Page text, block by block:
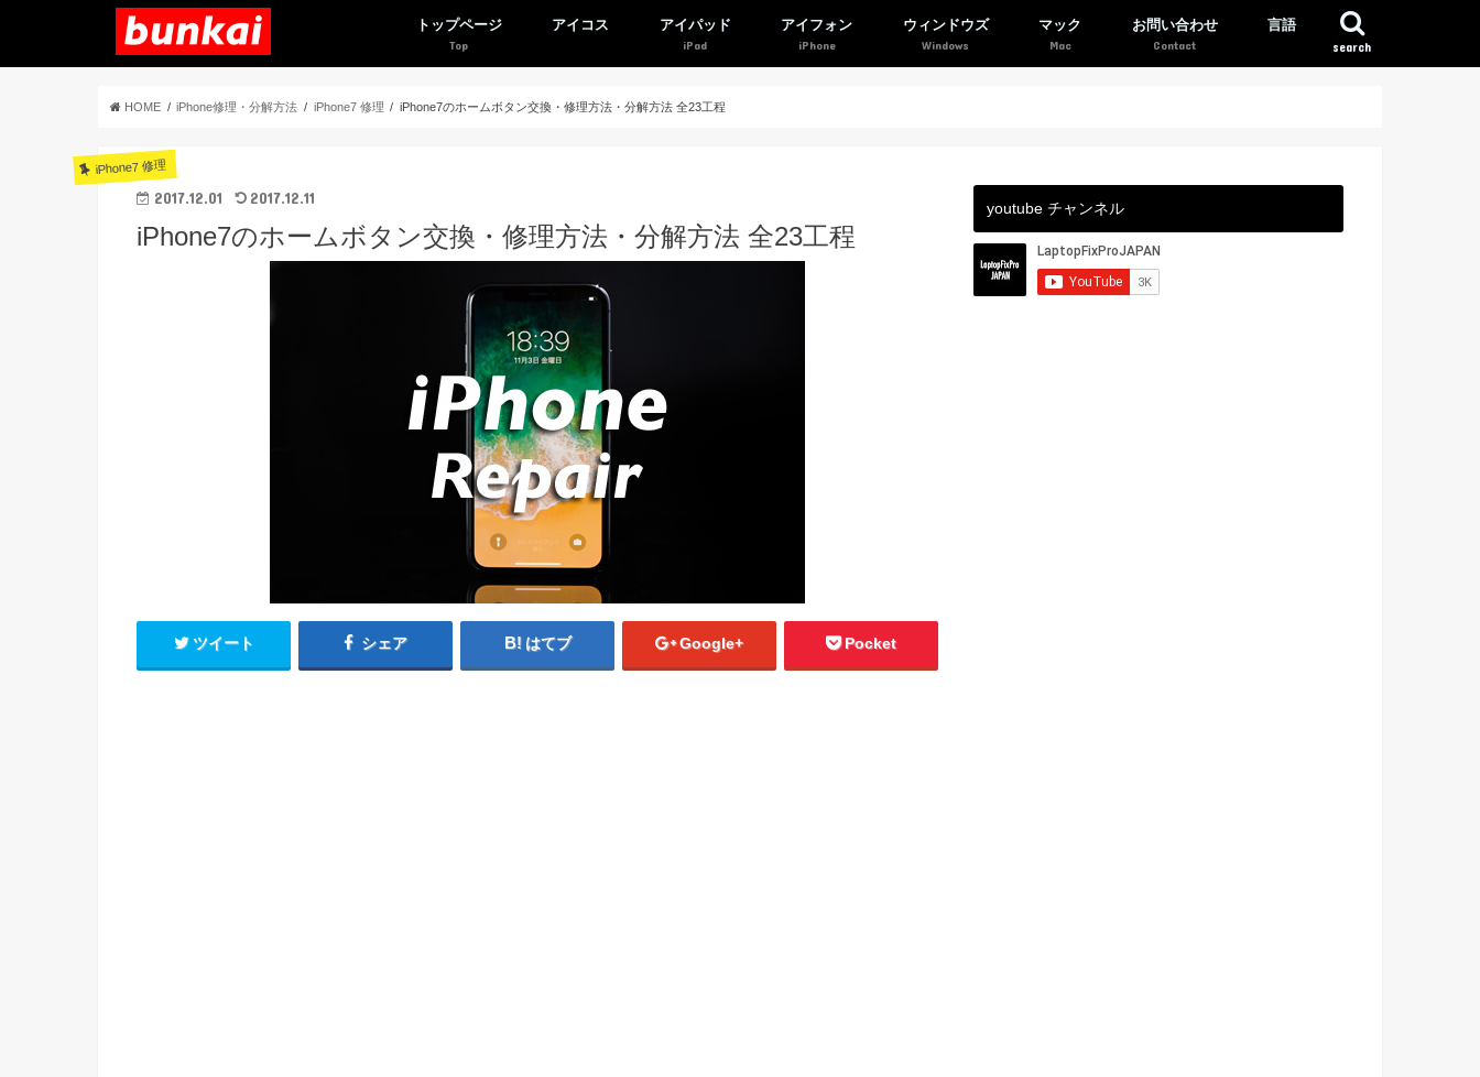
search
トップページ アイコス アイパッド アイフォン ウィンドウズ マック お問い合わせ 言語
HOME iPhone修理・分解方法 iPhone7 修理 iPhone7のホームボタン交換・修理方法・分解方法 全23工程
iPhone7 修理
2017.12.01 2017.12.11
iPhone7のホームボタン交換・修理方法・分解方法 全23工程
ツイート シェア はてブ Google+ Pocket
youtube チャンネル